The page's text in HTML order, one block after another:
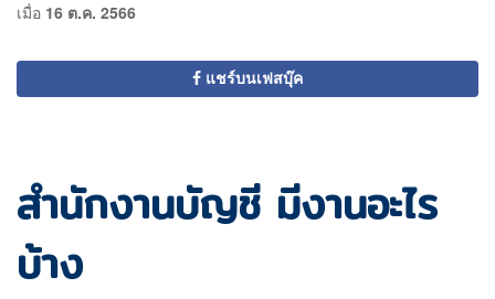
เมื่อ 16 ต.ค. 2566
แชร์บนเฟสบุ๊ค
สำนักงานบัญชี มีงานอะไร
บ้าง